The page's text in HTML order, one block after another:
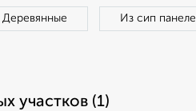
Деревянные Из сип
участков (1)